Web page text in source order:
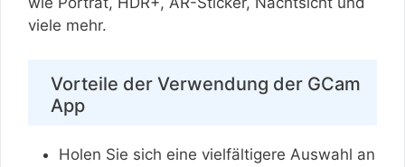
viele mehr.
Vorteile der Verwendung der GCam
App
Holen Sie sich eine vielfältigere Auswahl an